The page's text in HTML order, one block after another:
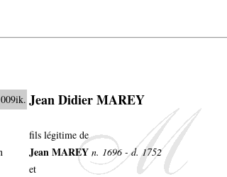
009ik. Jean Didier MAREY
fils légitime de
Jean MAREY n. 1696 - d. 1752
et